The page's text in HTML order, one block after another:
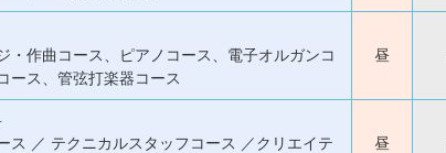
・作曲コース、ピアノコース、電子オルガンコ
ース、管弦打楽器コース
昼
ス ／ テクニカルスタッフコース ／クリエイテ
昼